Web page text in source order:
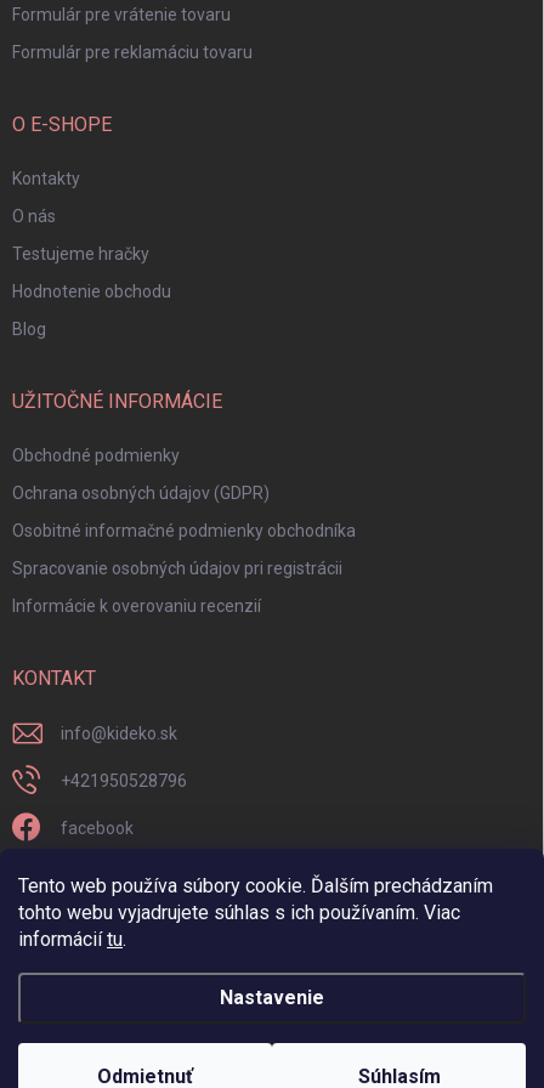
Tento web používa súbory cookie. Ďalším prechádzaním
tohto webu vyjadrujete súhlas s ich používaním. Viac
informáciítu.
Nastavenie
Odmietnuť Súhlasím
Formulár pre vrátenie tovaru
Formulár pre reklamáciu tovaru
O E-SHOPE
Kontakty
O nás
Testujeme hračky
Hodnotenie obchodu
Blog
UŽITOČNÉ INFORMÁCIE
Obchodné podmienky
Ochrana osobných údajov (GDPR)
Osobitné informačné podmienky obchodníka
Spracovanie osobných údajov pri registrácii
Informácie k overovaniu recenzií
KONTAKT
info@kideko.sk
+421950528796
facebook
kideko.sk/
Copyright 2026 . Všetky práva vyhradené.